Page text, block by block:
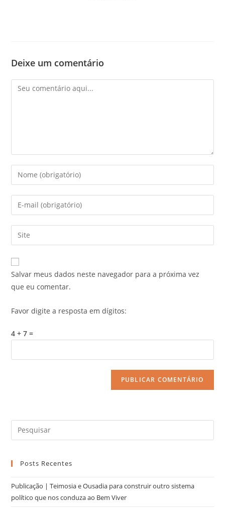
Deixe um comentário
Salvar meus dados neste navegador para a próxima vez
que eu comentar.
Favor digite a resposta em dígitos:
4 + 7 =
Posts Recentes
Publicação | Teimosia e Ousadia para construir outro sistema
político que nos conduza ao Bem Viver